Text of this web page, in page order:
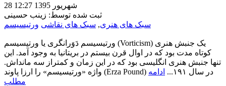
28 شهریور 1395 12:27
ثبت شده توسط: زینب حسینی
سبک های هنری, سبک های نقاشی ورتیسیسم
ورتیسیسم دَوَرانگری یا ورتیسیسم (Vorticism) یک جنبش هنری
کوتاه مدت بود که در اوال قرن بیستم در بریتانیا به وجود آمد. این
تنها جنبش هنری انگلیسی بود که در این زمان و کمتراز سه مانداش.
واژه «ورتیسیسم» را ارزا پاوند (Erza Pound) در سال ۱۹۱...
ادامه
مطلب